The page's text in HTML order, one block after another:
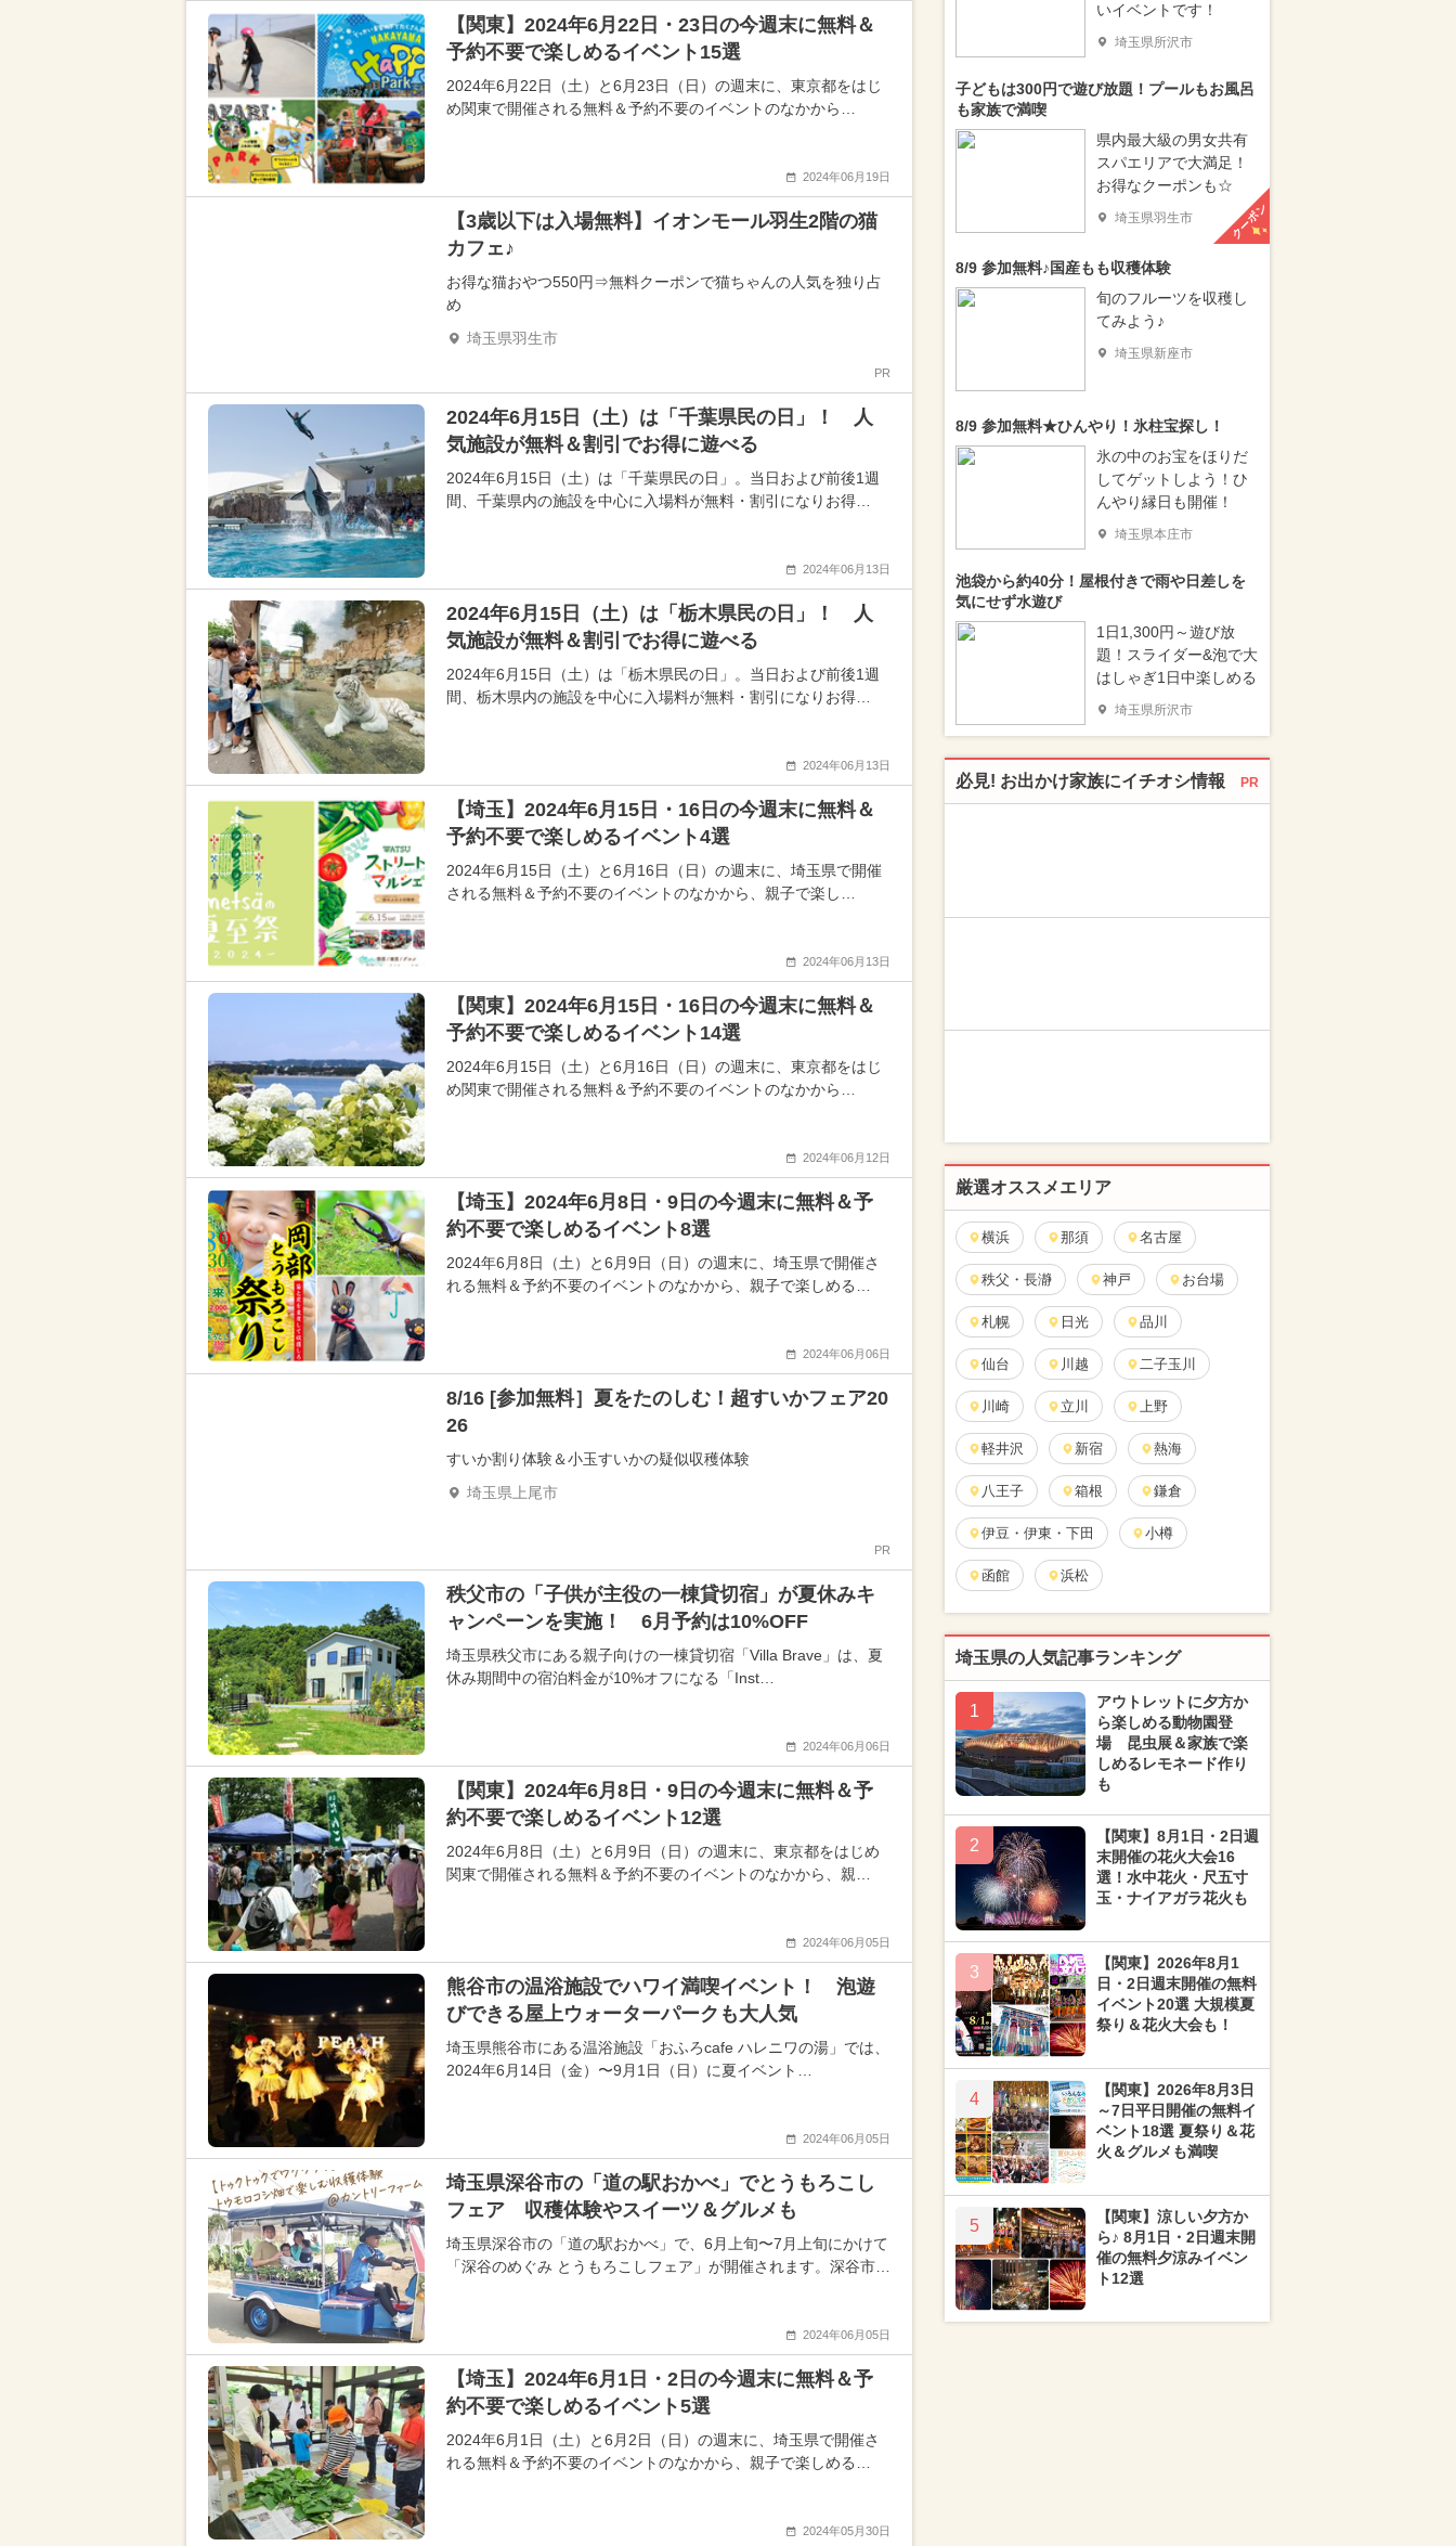
【関東】2024年6月22日・23日の今週末に無料＆
予約不要で楽しめるイベント15選
2024年6月22日（土）と6月23日（日）の週末に、東京都をはじ
め関東で開催される無料＆予約不要のイベントのなかから…
2024年06月19日
【3歳以下は入場無料】イオンモール羽生2階の猫
カフェ♪
お得な猫おやつ550円⇒無料クーポンで猫ちゃんの人気を独り占
め
埼玉県羽生市
PR
2024年6月15日（土）は「千葉県民の日」！ 人
気施設が無料＆割引でお得に遊べる
2024年6月15日（土）は「千葉県民の日」。当日および前後1週
間、千葉県内の施設を中心に入場料が無料・割引になりお得…
2024年06月13日
2024年6月15日（土）は「栃木県民の日」！ 人
気施設が無料＆割引でお得に遊べる
2024年6月15日（土）は「栃木県民の日」。当日および前後1週
間、栃木県内の施設を中心に入場料が無料・割引になりお得…
2024年06月13日
【埼玉】2024年6月15日・16日の今週末に無料＆
予約不要で楽しめるイベント4選
2024年6月15日（土）と6月16日（日）の週末に、埼玉県で開催
される無料＆予約不要のイベントのなかから、親子で楽し…
2024年06月13日
【関東】2024年6月15日・16日の今週末に無料＆
予約不要で楽しめるイベント14選
2024年6月15日（土）と6月16日（日）の週末に、東京都をはじ
め関東で開催される無料＆予約不要のイベントのなかから…
2024年06月12日
【埼玉】2024年6月8日・9日の今週末に無料＆予
約不要で楽しめるイベント8選
2024年6月8日（土）と6月9日（日）の週末に、埼玉県で開催さ
れる無料＆予約不要のイベントのなかから、親子で楽しめる…
2024年06月06日
8/16 [参加無料］夏をたのしむ！超すいかフェア20
26
すいか割り体験＆小玉すいかの疑似収穫体験
埼玉県上尾市
PR
秩父市の「子供が主役の一棟貸切宿」が夏休みキ
ャンペーンを実施！ 6月予約は10%OFF
埼玉県秩父市にある親子向けの一棟貸切宿「Villa Brave」は、夏
休み期間中の宿泊料金が10%オフになる「Inst…
2024年06月06日
【関東】2024年6月8日・9日の今週末に無料＆予
約不要で楽しめるイベント12選
2024年6月8日（土）と6月9日（日）の週末に、東京都をはじめ
関東で開催される無料＆予約不要のイベントのなかから、親…
2024年06月05日
熊谷市の温浴施設でハワイ満喫イベント！ 泡遊
びできる屋上ウォーターパークも大人気
埼玉県熊谷市にある温浴施設「おふろcafe ハレニワの湯」では、
2024年6月14日（金）〜9月1日（日）に夏イベント…
2024年06月05日
埼玉県深谷市の「道の駅おかべ」でとうもろこし
フェア 収穫体験やスイーツ＆グルメも
埼玉県深谷市の「道の駅おかべ」で、6月上旬〜7月上旬にかけて
「深谷のめぐみ とうもろこしフェア」が開催されます。深谷市…
2024年06月05日
【埼玉】2024年6月1日・2日の今週末に無料＆予
約不要で楽しめるイベント5選
2024年6月1日（土）と6月2日（日）の週末に、埼玉県で開催さ
れる無料＆予約不要のイベントのなかから、親子で楽しめる…
2024年05月30日
いイベントです！
埼玉県所沢市
子どもは300円で遊び放題！プールもお風呂
も家族で満喫
県内最大級の男女共有
スパエリアで大満足！
お得なクーポンも☆
埼玉県羽生市 クーポン
8/9 参加無料♪国産もも収穫体験
旬のフルーツを収穫し
てみよう♪
埼玉県新座市
8/9 参加無料★ひんやり！氷柱宝探し！
氷の中のお宝をほりだ
してゲットしよう！ひ
んやり縁日も開催！
埼玉県本庄市
池袋から約40分！屋根付きで雨や日差しを
気にせず水遊び
1日1,300円～遊び放
題！スライダー&泡で大
はしゃぎ1日中楽しめる
埼玉県所沢市
必見! お出かけ家族にイチオシ情報 PR
厳選オススメエリア
横浜 那須 名古屋
秩父・長瀞 神戸 お台場
札幌 日光 品川
仙台 川越 二子玉川
川崎 立川 上野
軽井沢 新宿 熱海
八王子 箱根 鎌倉
伊豆・伊東・下田 小樽
函館 浜松
埼玉県の人気記事ランキング
1
アウトレットに夕方か
ら楽しめる動物園登
場 昆虫展＆家族で楽
しめるレモネード作り
も
2
【関東】8月1日・2日週
末開催の花火大会16
選！水中花火・尺五寸
玉・ナイアガラ花火も
3
【関東】2026年8月1
日・2日週末開催の無料
イベント20選 大規模夏
祭り＆花火大会も！
4
【関東】2026年8月3日
～7日平日開催の無料イ
ベント18選 夏祭り＆花
火＆グルメも満喫
5
【関東】涼しい夕方か
ら♪ 8月1日・2日週末開
催の無料夕涼みイベン
ト12選